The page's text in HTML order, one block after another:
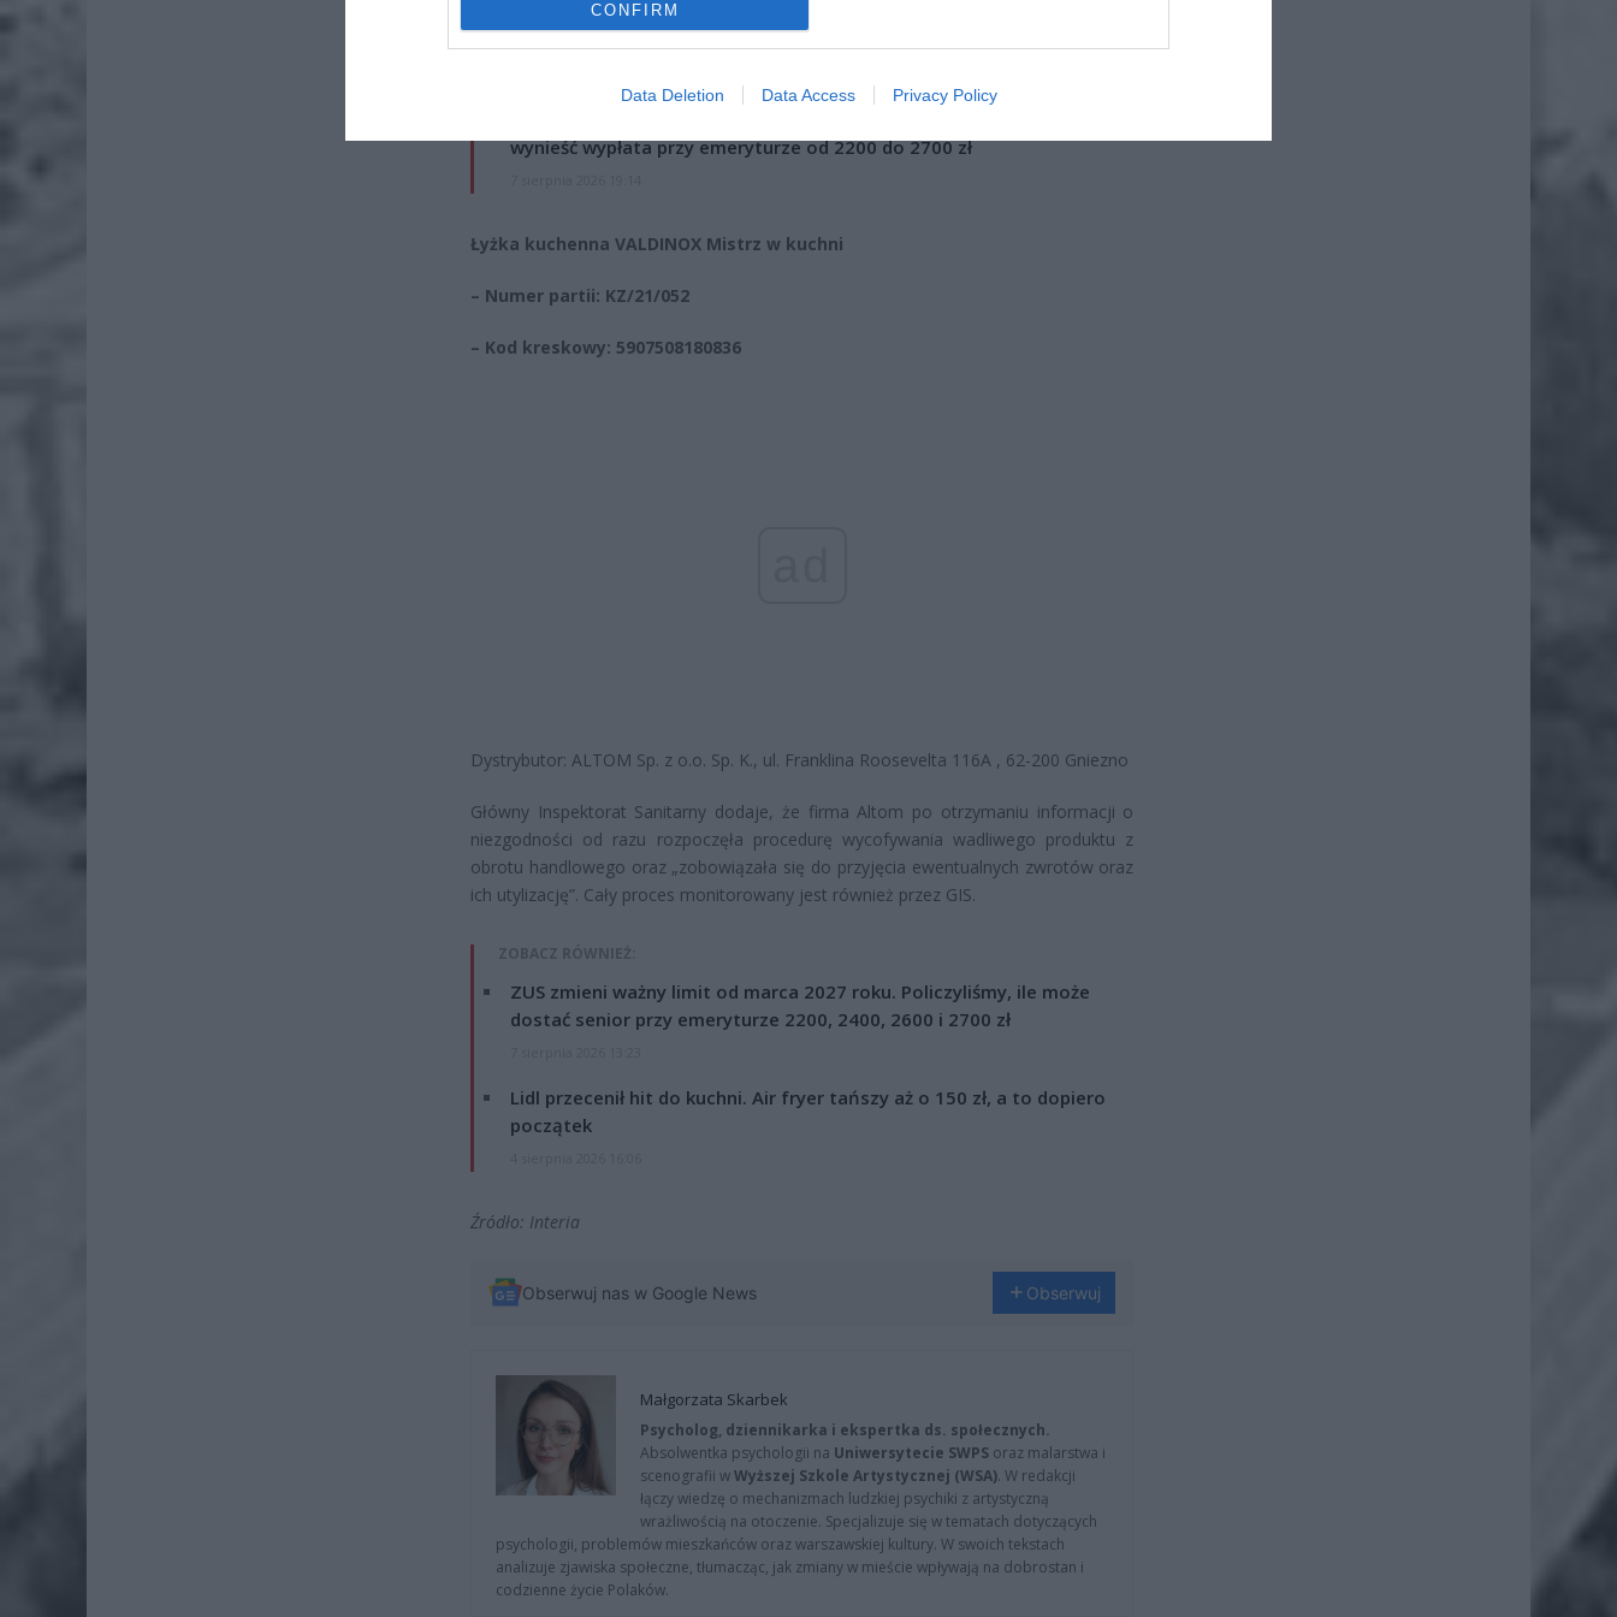
CONFIRM
Data Deletion Data Access Privacy Policy
Nawet 3600 zł miesięcznie zamiast 800+. Nowa propozycja dla
wynieść wypłata przy emeryturze od 2200 do 2700 zł
Łyżka kuchenna VALDINOX Mistrz w kuchni
– Numer partii: KZ/21/052
– Kod kreskowy: 5907508180836
Dystrybutor: ALTOM Sp. z o.o. Sp. K., ul. Franklina Roosevelta 116A , 62-200 Gniezno
Główny Inspektorat Sanitarny dodaje, że firma Altom po otrzymaniu informacji o
niezgodności od razu rozpoczęła procedurę wycofywania wadliwego produktu z
obrotu handlowego oraz „zobowiązała się do przyjęcia ewentualnych zwrotów oraz
ich utylizację”. Cały proces monitorowany jest również przez GIS.
ZOBACZ RÓWNIEŻ:
ZUS zmieni ważny limit od marca 2027 roku. Policzyliśmy, ile może
dostać senior przy emeryturze 2200, 2400, 2600 i 2700 zł
Lidl przecenił hit do kuchni. Air fryer tańszy aż o 150 zł, a to dopiero
początek
Źródło: Interia
Obserwuj nas w Google News Obserwuj
Małgorzata Skarbek
Psycholog, dziennikarka i ekspertka ds. społecznych.
Absolwentka psychologii na Uniwersytecie SWPS oraz malarstwa i
scenografii wWyższej Szkole Artystycznej (WSA). W redakcji
łączy wiedzę o mechanizmach ludzkiej psychiki z artystyczną
wrażliwością na otoczenie. Specjalizuje się w tematach dotyczących
psychologii, problemów mieszkańców oraz warszawskiej kultury. W swoich tekstach
analizuje zjawiska społeczne, tłumacząc, jak zmiany w mieście wpływają na dobrostan i
codzienne życie Polaków.